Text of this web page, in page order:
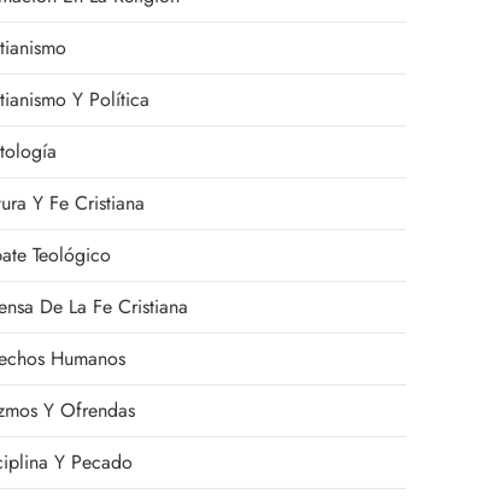
Y Política
Y Fe Cristiana
Teológico
De La Fe Cristiana
Humanos
Y Ofrendas
Y Pecado